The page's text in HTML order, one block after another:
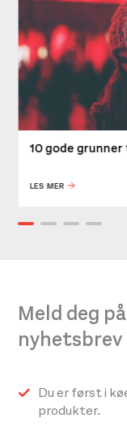
10 gode grunner
LES MER
Meld deg
nyhetsbrev
Du er først i
produkter.